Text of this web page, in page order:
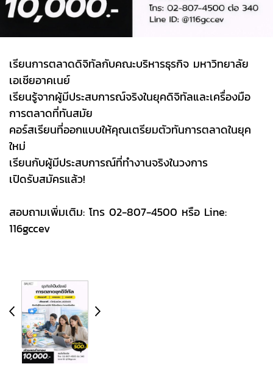
เรียนการตลาดดิจิทัลกับคณะบริหารธุรกิจ มหาวิทยาลัย
เอเชียอาคเนย์
เรียนรู้จากผู้มีประสบการณ์จริงในยุคดิจิทัลและเครื่องมือ
การตลาดที่ทันสมัย
คอร์สเรียนที่ออกแบบให้คุณเตรียมตัวทันการตลาดในยุค
ใหม่
เรียนกับผู้มีประสบการณ์ที่ทำงานจริงในวงการ
เปิดรับสมัครแล้ว!
สอบถามเพิ่มเติม: โทร 02-807-4500 หรือ Line:
116gccev